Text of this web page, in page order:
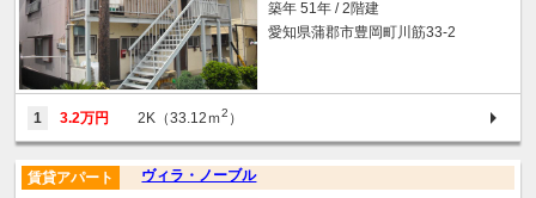
築年 51年 / 2階建
愛知県蒲郡市豊岡町川筋33-2
1 3.2万円 2K（33.12ｍ2 ）
ヴィラ・ノーブル
賃貸アパート